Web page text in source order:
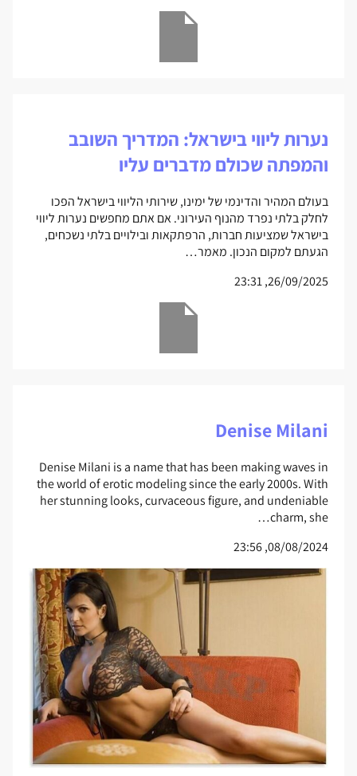
נערות ליווי בישראל: המדריך השובב
והמפתה שכולם מדברים עליו
בעולם המהיר והדינמי של ימינו, שירותי הליווי בישראל הפכו
לחלק בלתי נפרד מהנוף העירוני. אם אתם מחפשים נערות ליווי
בישראל שמציעות חברות, הרפתקאות ובילויים בלתי נשכחים,
הגעתם למקום הנכון. מאמר…
26/09/2025, 23:31
Denise Milani
Denise Milani is a name that has been making waves in
the world of erotic modeling since the early 2000s. With
her stunning looks, curvaceous figure, and undeniable
charm, she…
08/08/2024, 23:56